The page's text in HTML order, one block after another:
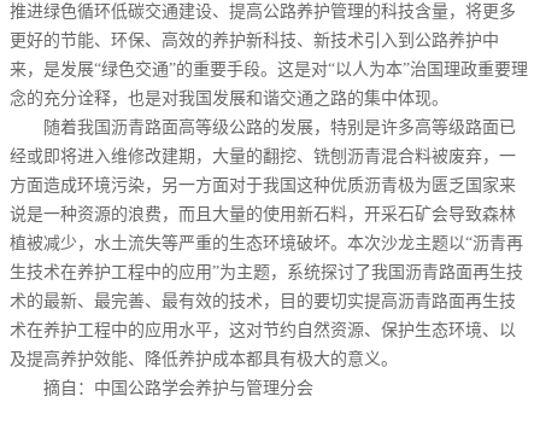
推进绿色循环低碳交通建设、提高公路养护管理的科技含量，将更多
更好的节能、环保、高效的养护新科技、新技术引入到公路养护中
来，是发展“绿色交通”的重要手段。这是对“以人为本”治国理政重要理
念的充分诠释，也是对我国发展和谐交通之路的集中体现。
随着我国沥青路面高等级公路的发展，特别是许多高等级路面已
经或即将进入维修改建期，大量的翻挖、铣刨沥青混合料被废弃，一
方面造成环境污染，另一方面对于我国这种优质沥青极为匮乏国家来
说是一种资源的浪费，而且大量的使用新石料，开采石矿会导致森林
植被减少，水土流失等严重的生态环境破坏。本次沙龙主题以“沥青再
生技术在养护工程中的应用”为主题，系统探讨了我国沥青路面再生技
术的最新、最完善、最有效的技术，目的要切实提高沥青路面再生技
术在养护工程中的应用水平，这对节约自然资源、保护生态环境、以
及提高养护效能、降低养护成本都具有极大的意义。
摘自：中国公路学会养护与管理分会